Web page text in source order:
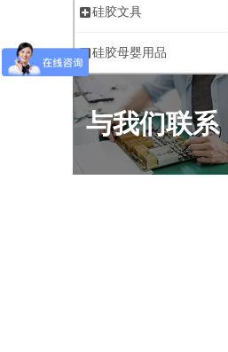
硅胶文具
硅胶母婴用品
与我们联系